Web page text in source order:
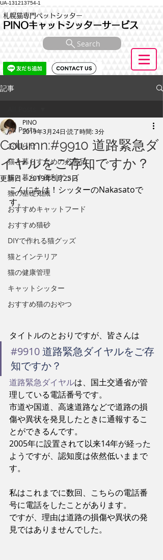
UA-131213754-1
札幌猫専門ペットシッター
PINOキャットシッターサービス
Search
記事
All Posts
お知らせ
猫と暮らすための必需品
猫と暮らす便利グッズ
猫の基礎知識
おすすめキャットフード
おすすめ猫砂
DIYで作れる猫グッズ
猫とインテリア
猫の健康管理
キャットシッター
おすすめ猫のおやつ
Column:#9910 道路緊急ダ
イヤルをご存知ですか？
PINO
2019年3月24日 読了時間: 3分
更新日：2019年5月25日
こんにちは！シッターのNakasatoで
す。
タイトルのとおりですが、皆さんは
#9910 道路緊急ダイヤルをご存
知ですか？
道路緊急ダイヤルは、国土交通省が管
理している電話番号です。
市道や国道、高速道路などで道路の損
傷や異状を発見したときに通報するこ
とができるんです。
2005年に設置されて以来14年が経った
ようですが、認知度は依然低いままで
す。
私はこれまでに数回、こちらの電話番
号に電話をしたことがあります。
ですが、理由は道路の損傷や異状の発
見ではありませんでした。